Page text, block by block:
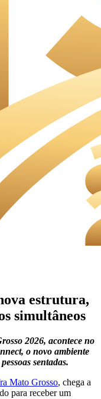
estrutura,
simultâneos
2026, acontece no
o novo ambiente
sentadas.
Mato Grosso, chega a
para receber um